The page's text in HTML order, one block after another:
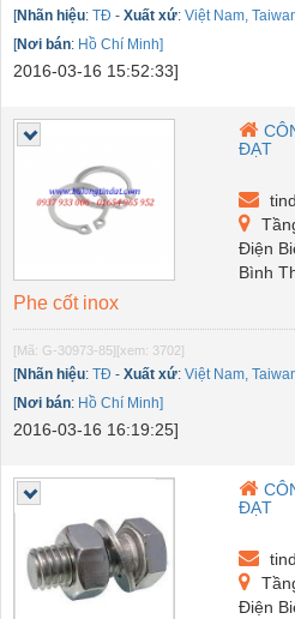
[Nhãn hiệu: TĐ - Xuất xứ: Việt Nam,
[Nơi bán: Hồ Chí Minh]
2016-03-16 15:52:33]
ĐẠT
Điện
Bình
Phe cốt inox
[Mã: G-30973-85][xem: 3702]
[Nhãn hiệu: TĐ - Xuất xứ: Việt Nam,
[Nơi bán: Hồ Chí Minh]
2016-03-16 16:19:25]
ĐẠT
Điện